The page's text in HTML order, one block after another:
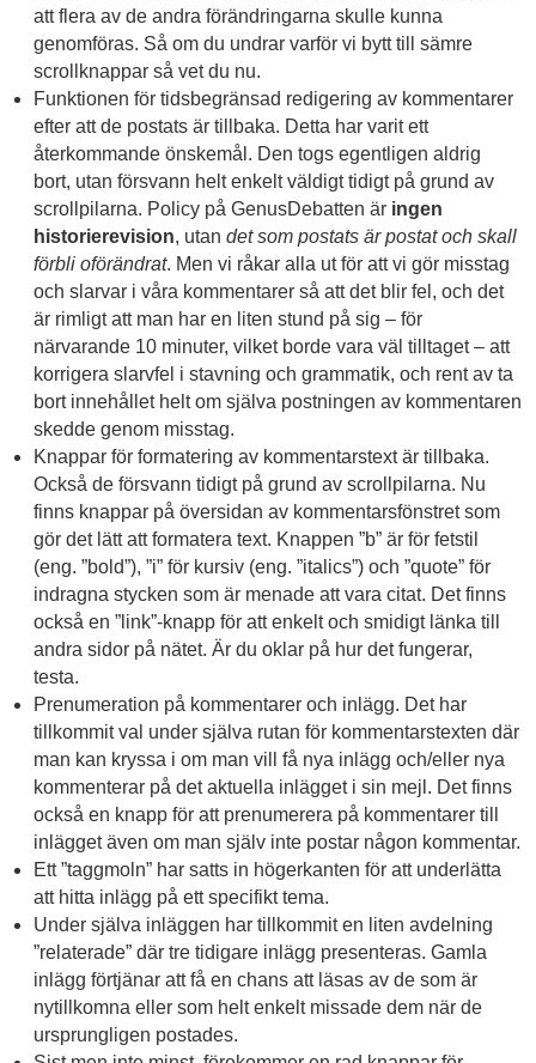
att flera av de andra förändringarna skulle kunna
genomföras. Så om du undrar varför vi bytt till sämre
scrollknappar så vet du nu.
Funktionen för tidsbegränsad redigering av kommentarer
efter att de postats är tillbaka. Detta har varit ett
återkommande önskemål. Den togs egentligen aldrig
bort, utan försvann helt enkelt väldigt tidigt på grund av
scrollpilarna. Policy på GenusDebatten är ingen
historierevision, utan det som postats är postat och skall
förbli oförändrat. Men vi råkar alla ut för att vi gör misstag
och slarvar i våra kommentarer så att det blir fel, och det
är rimligt att man har en liten stund på sig – för
närvarande 10 minuter, vilket borde vara väl tilltaget – att
korrigera slarvfel i stavning och grammatik, och rent av ta
bort innehållet helt om själva postningen av kommentaren
skedde genom misstag.
Knappar för formatering av kommentarstext är tillbaka.
Också de försvann tidigt på grund av scrollpilarna. Nu
finns knappar på översidan av kommentarsfönstret som
gör det lätt att formatera text. Knappen ”b” är för fetstil
(eng. ”bold”), ”i” för kursiv (eng. ”italics”) och ”quote” för
indragna stycken som är menade att vara citat. Det finns
också en ”link”-knapp för att enkelt och smidigt länka till
andra sidor på nätet. Är du oklar på hur det fungerar,
testa.
Prenumeration på kommentarer och inlägg. Det har
tillkommit val under själva rutan för kommentarstexten där
man kan kryssa i om man vill få nya inlägg och/eller nya
kommenterar på det aktuella inlägget i sin mejl. Det finns
också en knapp för att prenumerera på kommentarer till
inlägget även om man själv inte postar någon kommentar.
Ett ”taggmoln” har satts in högerkanten för att underlätta
att hitta inlägg på ett specifikt tema.
Under själva inläggen har tillkommit en liten avdelning
”relaterade” där tre tidigare inlägg presenteras. Gamla
inlägg förtjänar att få en chans att läsas av de som är
nytillkomna eller som helt enkelt missade dem när de
ursprungligen postades.